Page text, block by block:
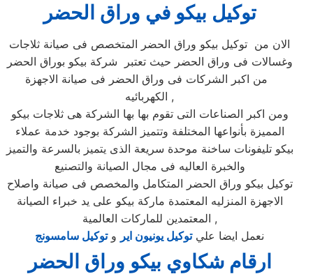
توكيل بيكو في وراق الحضر
الان من توكيل بيكو وراق الحضر المتخصص فى صيانة ثلاجات
وغسالات فى وراق الحضر حيث تعتبر شركة بيكو بوراق الحضر
من اكبر الشركات فى وراق الحضر فى صيانة الاجهزة
الكهربائيه ,
ومن اكبر الصناعات التى تقوم بها بها الشركة هى ثلاجات بيكو
المميزة بأنواعها المختلفة وتتميز الشركة بوجود خدمة عملاء
بيكو تليفونات ساخنة موحدة سريعة الذى يتميز بالسرعة والتميز
والخبرة العاليه فى مجال الصيانة والتصنيع
توكيل بيكو وراق الحضر المتكامل والمخصص فى صيانة واصلاح
الاجهزة المنزليه المعتمدة ماركة بيكو على يد خبراء الصيانة
المعتمدين للماركات العالمية ,
نعمل ايضا عليتوكيل يونيون اير وتوكيل سامسونج
ارقام شكاوي بيكو وراق الحضر